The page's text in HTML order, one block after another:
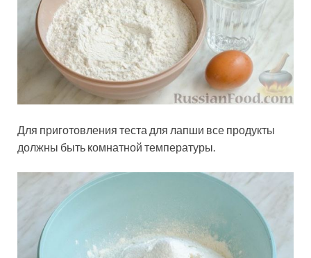
Для приготовления теста для лапши все продукты
должны быть комнатной температуры.